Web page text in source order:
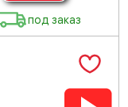
под заказ